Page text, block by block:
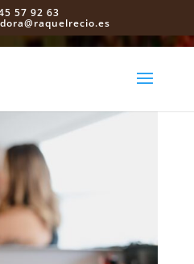
57 92 63